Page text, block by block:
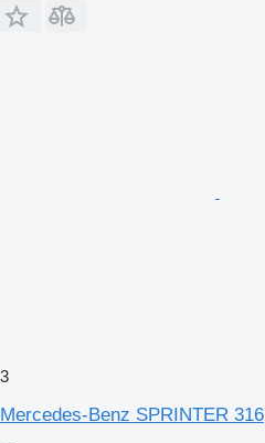
3
Mercedes-Benz SPRINTER 316